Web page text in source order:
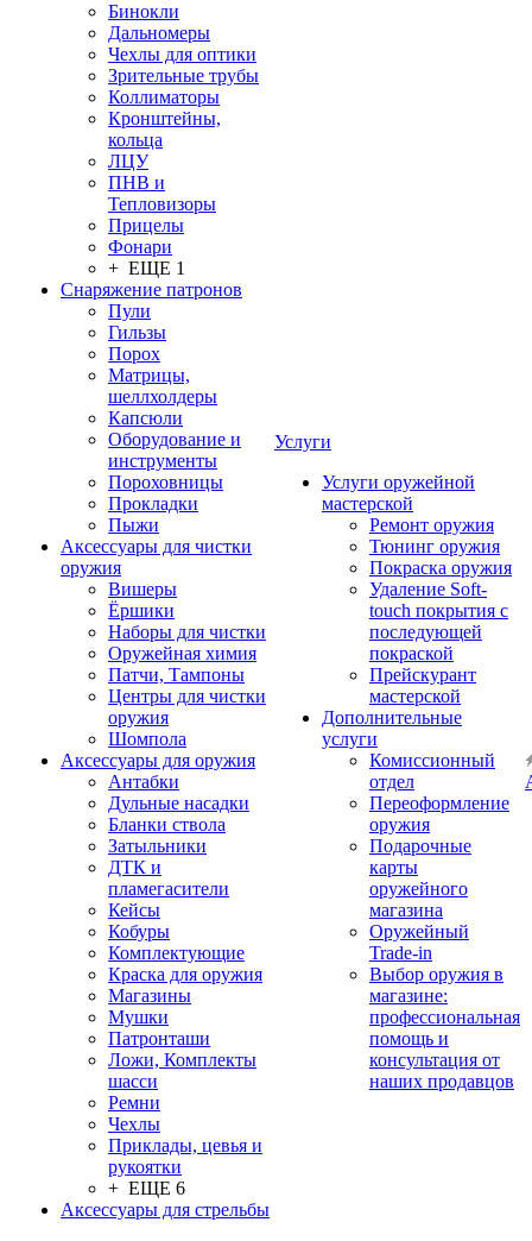
Бинокли
Дальномеры
Чехлы для оптики
Зрительные трубы
Коллиматоры
Кронштейны,
кольца
ЛЦУ
ПНВ и
Тепловизоры
Прицелы
Фонари
+ ЕЩЕ 1
Снаряжение патронов
Пули
Гильзы
Порох
Матрицы,
шеллхолдеры
Капсюли
Оборудование и
инструменты
Пороховницы
Прокладки
Пыжи
Аксессуары для чистки
оружия
Вишеры
Ёршики
Наборы для чистки
Оружейная химия
Патчи, Тампоны
Центры для чистки
оружия
Шомпола
Аксессуары для оружия
Антабки
Дульные насадки
Бланки ствола
Затыльники
ДТК и
пламегасители
Кейсы
Кобуры
Комплектующие
Краска для оружия
Магазины
Мушки
Патронташи
Ложи, Комплекты
шасси
Ремни
Чехлы
Приклады, цевья и
рукоятки
+ ЕЩЕ 6
Аксессуары для стрельбы
Услуги
Услуги оружейной
мастерской
Ремонт оружия
Тюнинг оружия
Покраска оружия
Удаление Soft-
touch покрытия с
последующей
покраской
Прейскурант
мастерской
Дополнительные
услуги
Комиссионный
отдел
Переоформление
оружия
Подарочные
карты
оружейного
магазина
Оружейный
Trade-in
Выбор оружия в
магазине:
профессиональная
помощь и
консультация от
наших продавцов